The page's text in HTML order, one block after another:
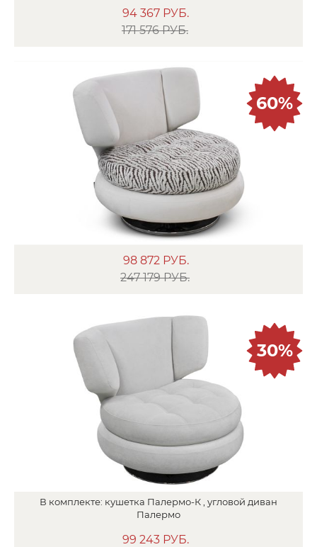
94 367 РУБ.
171 576 РУБ.
98 872 РУБ.
247 179 РУБ.
60%
В комплекте: кушетка Палермо-К , угловой диван
Палермо
99 243 РУБ.
30%